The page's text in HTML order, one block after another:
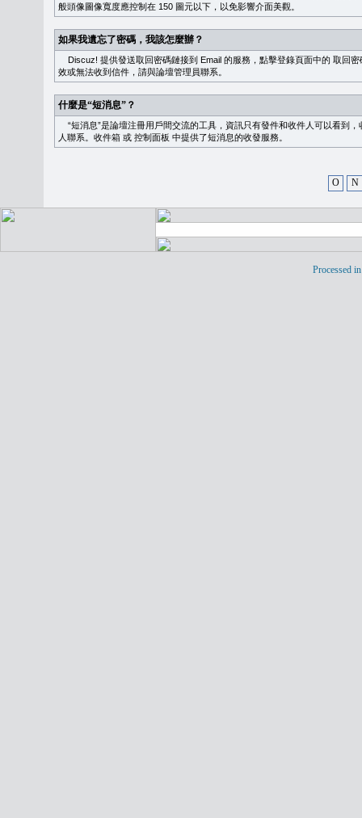
般頭像圖像寬度應控制在 150 圖元以下，以免影響介面美觀。
如果我遺忘了密碼，我該怎麼辦？
Discuz! 提供發送取回密碼鏈接到 Email 的服務，點擊登錄頁面中的 取回密
效或無法收到信件，請與論壇管理員聯系。
什麼是“短消息”？
“短消息”是論壇注冊用戶間交流的工具，資訊只有發件和收件人可以看到
人聯系。 收件箱 或 控制面板 中提供了短消息的收發服務。
O N
Processed